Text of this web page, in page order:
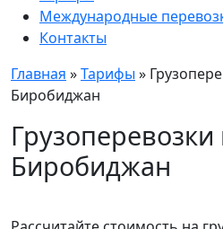
Международные
Контакты
Главная »Тарифы »
Биробиджан
Биробиджан